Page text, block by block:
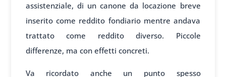
assistenziale, di un canone da locazione breve
inserito come reddito fondiario mentre andava
trattato come reddito diverso. Piccole
differenze, ma con effetti concreti.
Va ricordato anche un punto spesso